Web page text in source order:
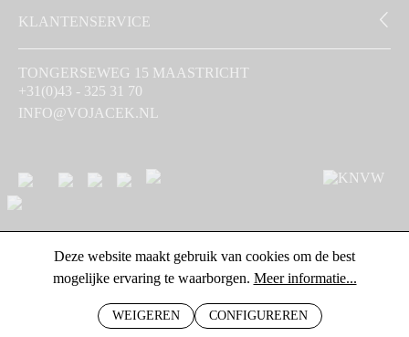
KLANTENSERVICE
TONGERSEWEG 15 MAASTRICHT
+31(0)43 - 325 31 70
INFO@VOJACEK.NL
Deze website maakt gebruik van cookies om de best
mogelijke ervaring te waarborgen. Meer informatie...
WEIGEREN CONFIGUREREN